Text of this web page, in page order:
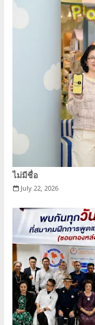
ไม่มีชื่อ
July 22, 2026